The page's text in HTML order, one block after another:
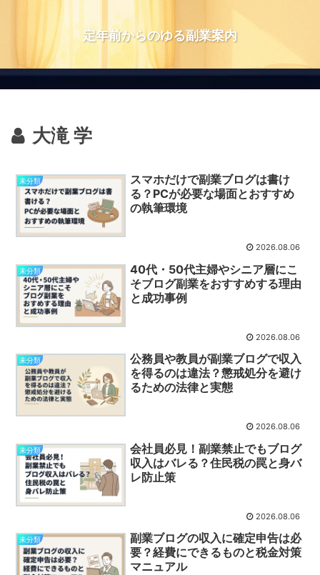
定年前からのゆる副業案内
大滝 学
未分類
スマホだけで副業ブログは書け
る？PCが必要な場面とおすすめ
の執筆環境
2026.08.06
未分類
40代・50代主婦やシニア層にこ
そブログ副業をおすすめする理由
と成功事例
2026.08.06
未分類
公務員や教員が副業ブログで収入
を得るのは違法？懲戒処分を避け
るための法律と実態
2026.08.06
未分類
会社員必見！副業禁止でもブログ
収入はバレる？住民税の罠と身バ
レ防止策
2026.08.06
未分類
副業ブログの収入に確定申告は必
要？経費にできるものと税金対策
マニュアル